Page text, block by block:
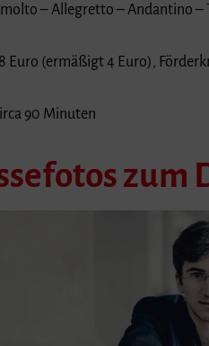
– Allegretto – Andantino –
8 Euro (ermäßigt 4 Euro),
90 Minuten
zum